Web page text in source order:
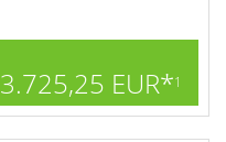
3.725,25 EUR*1